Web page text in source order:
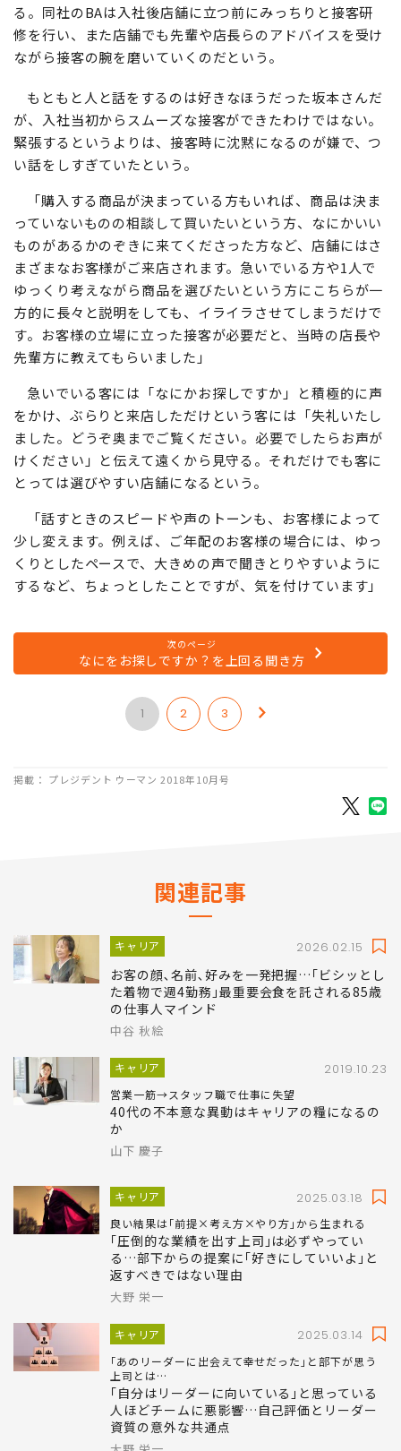
る。同社のBAは入社後店舗に立つ前にみっちりと接客研
修を行い、また店舗でも先輩や店長らのアドバイスを受け
ながら接客の腕を磨いていくのだという。
もともと人と話をするのは好きなほうだった坂本さんだ
が、入社当初からスムーズな接客ができたわけではない。
緊張するというよりは、接客時に沈黙になるのが嫌で、つ
い話をしすぎていたという。
「購入する商品が決まっている方もいれば、商品は決ま
っていないものの相談して買いたいという方、なにかいい
ものがあるかのぞきに来てくださった方など、店舗にはさ
まざまなお客様がご来店されます。急いでいる方や1人で
ゆっくり考えながら商品を選びたいという方にこちらが一
方的に長々と説明をしても、イライラさせてしまうだけで
す。お客様の立場に立った接客が必要だと、当時の店長や
先輩方に教えてもらいました」
急いでいる客には「なにかお探しですか」と積極的に声
をかけ、ぶらりと来店しただけという客には「失礼いたし
ました。どうぞ奥までご覧ください。必要でしたらお声が
けください」と伝えて遠くから見守る。それだけでも客に
とっては選びやすい店舗になるという。
「話すときのスピードや声のトーンも、お客様によって
少し変えます。例えば、ご年配のお客様の場合には、ゆっ
くりとしたペースで、大きめの声で聞きとりやすいように
するなど、ちょっとしたことですが、気を付けています」
次のページ
なにをお探しですか？を上回る聞き方
1 2 3
掲載： プレジデント ウーマン 2018年10月号
関連記事
キャリア 2026.02.15
お客の顔､名前､好みを一発把握…｢ビシッとし
た着物で週4勤務｣最重要会食を託される85歳
の仕事人マインド
中谷 秋絵
キャリア 2019.10.23
営業一筋→スタッフ職で仕事に失望
40代の不本意な異動はキャリアの糧になるの
か
山下 慶子
キャリア 2025.03.18
良い結果は｢前提×考え方×やり方｣から生まれる
｢圧倒的な業績を出す上司｣は必ずやってい
る…部下からの提案に｢好きにしていいよ｣と
返すべきではない理由
大野 栄一
キャリア 2025.03.14
｢あのリーダーに出会えて幸せだった｣と部下が思う
上司とは…
｢自分はリーダーに向いている｣と思っている
人ほどチームに悪影響…自己評価とリーダー
資質の意外な共通点